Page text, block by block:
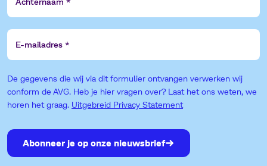
E-
mailadres
De gegevens die wij via dit formulier ontvangen verwerken wij
conform de AVG. Heb je hier vragen over? Laat het ons weten, we
horen het graag. Uitgebreid Privacy Statement
Abonneer je op onze nieuwsbrief